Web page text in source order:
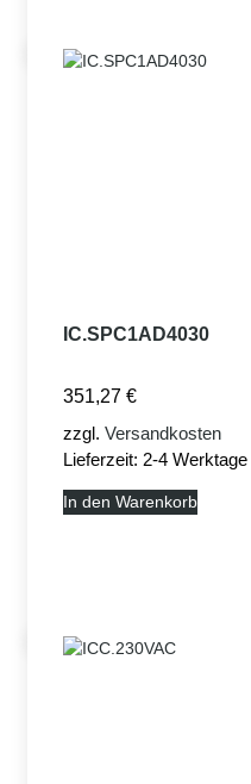
IC.SPC1AD4030
351,27 €
zzgl. Versandkosten
Lieferzeit: 2-4 Werktage
In den Warenkorb